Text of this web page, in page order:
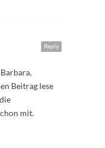
Reply
Beitrag lese
mit.